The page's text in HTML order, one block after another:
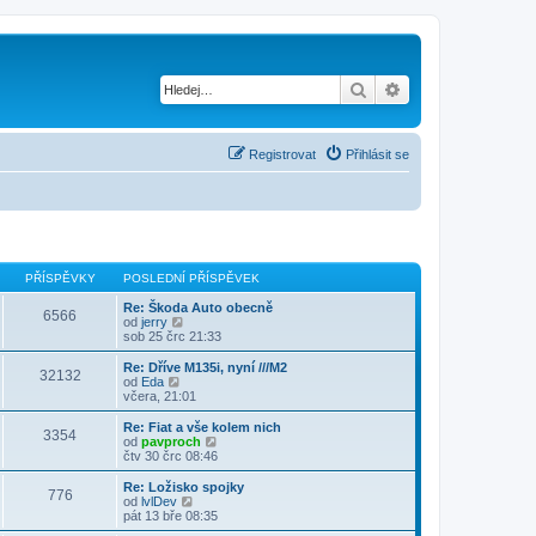
Hledat
Přihlásit se
Registrovat
PŘÍSPĚVKY POSLEDNÍ PŘÍSPĚVEK
6566
Re: Škoda Auto obecně
od jerry
o
b
r
z
p
o
s
e
d
n
sob 25 črc 21:33
32132
Re: Dříve M135i, nyní ///M2
od Eda
o
b
r
a
z
t
p
o
s
včera, 21:01
3354
Re: Fiat a vše kolem nich
od pavproch
b
r
a
čtv 30 črc 08:46
776
Re: Ložisko spojky
od lvlDev
o
b
pát 13 bře 08:35